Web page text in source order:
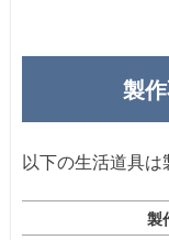
製
以下の生活道具は
製